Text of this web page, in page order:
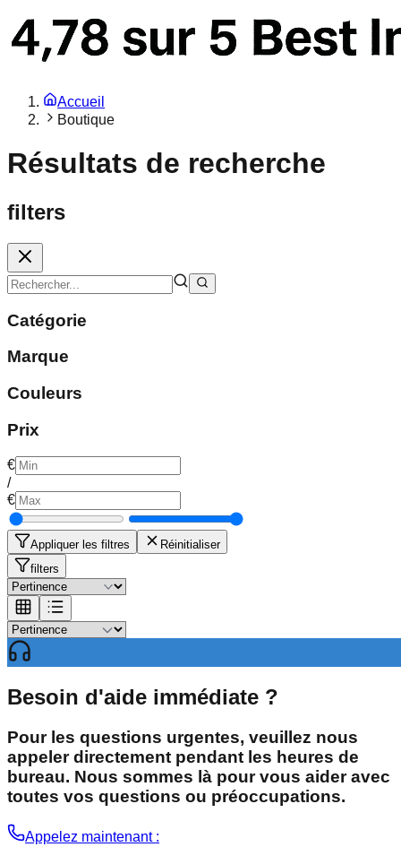
Accueil
Boutique
Résultats de recherche
filters
Catégorie
Marque
Couleurs
Prix
€
/
€
Appliquer les filtres
Réinitialiser
filters
Besoin d'aide immédiate ?
Pour les questions urgentes, veuillez nous
appeler directement pendant les heures de
bureau. Nous sommes là pour vous aider avec
toutes vos questions ou préoccupations.
Appelez maintenant :